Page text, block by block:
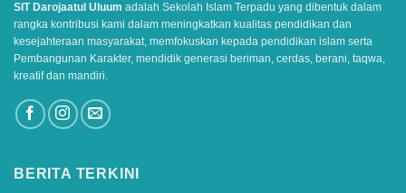
SIT Darojaatul Uluum adalah Sekolah Islam Terpadu yang dibentuk dalam
rangka kontribusi kami dalam meningkatkan kualitas pendidikan dan
kesejahteraan masyarakat, memfokuskan kepada pendidikan islam serta
Pembangunan Karakter, mendidik generasi beriman, cerdas, berani, taqwa,
kreatif dan mandiri.
BERITA TERKINI